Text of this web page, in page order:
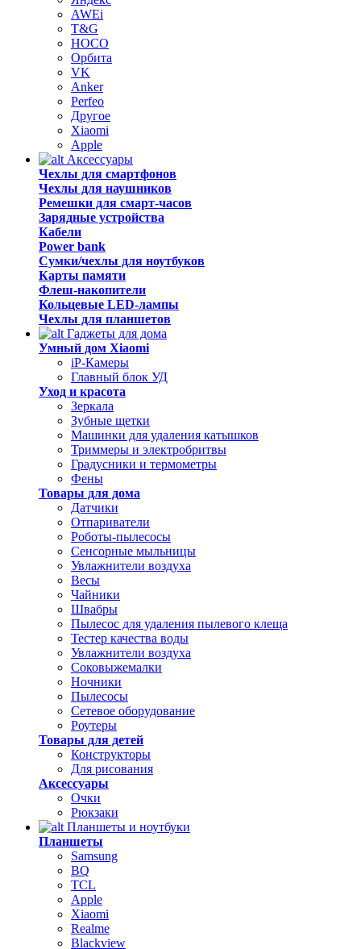
AWEi
T&G
HOCO
Орбита
VK
Anker
Perfeo
Другое
Xiaomi
Apple
Аксессуары
Чехлы для смартфонов
Чехлы для наушников
Ремешки для смарт-часов
Зарядные устройства
Кабели
Power bank
Сумки/чехлы для ноутбуков
Карты памяти
Флеш-накопители
Кольцевые LED-лампы
Чехлы для планшетов
Гаджеты для дома
Умный дом Xiaomi
iP-Камеры
Главный блок УД
Уход и красота
Зеркала
Зубные щетки
Машинки для удаления катышков
Триммеры и электробритвы
Градусники и термометры
Фены
Товары для дома
Датчики
Отпариватели
Роботы-пылесосы
Сенсорные мыльницы
Увлажнители воздуха
Весы
Чайники
Швабры
Пылесос для удаления пылевого клеща
Тестер качества воды
Увлажнители воздуха
Соковыжемалки
Ночники
Пылесосы
Сетевое оборудование
Роутеры
Товары для детей
Конструкторы
Для рисования
Аксессуары
Очки
Рюкзаки
Планшеты и ноутбуки
Планшеты
Samsung
BQ
TCL
Apple
Xiaomi
Realme
Blackview